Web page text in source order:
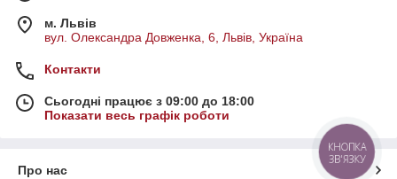
м. Львів
вул. Олександра Довженка, 6, Львів, Україна
Контакти
Сьогодні працює з 09:00 до 18:00
Показати весь графік роботи
Про нас
КНОПКА
ЗВ'ЯЗКУ